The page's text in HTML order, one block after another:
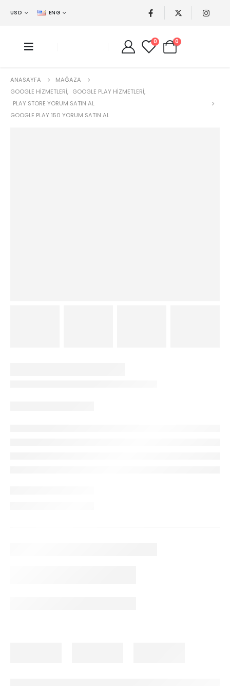
USD ENG
0 0
ANASAYFA
MAĞAZA
GOOGLE HIZMETLERI, GOOGLE PLAY HIZMETLERI,
PLAY STORE YORUM SATIN AL
GOOGLE PLAY 150 YORUM SATIN AL